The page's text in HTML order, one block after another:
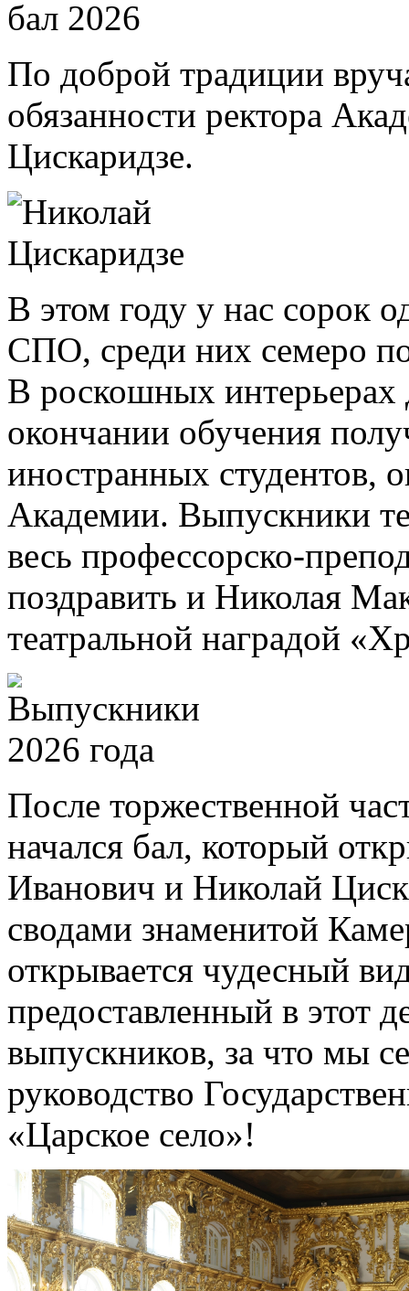
По доброй традиции
обязанности ректора
Цискаридзе.
В этом году у нас сорок
СПО, среди них семеро
В роскошных интерьерах
окончании обучения
иностранных студентов,
Академии. Выпускники
весь профессорско-
поздравить и Николая
театральной наградой
После торжественной
начался бал, который
Иванович и Николай
сводами знаменитой
открывается чудесный
предоставленный в этот
выпускников, за что мы
руководство
«Царское село»!